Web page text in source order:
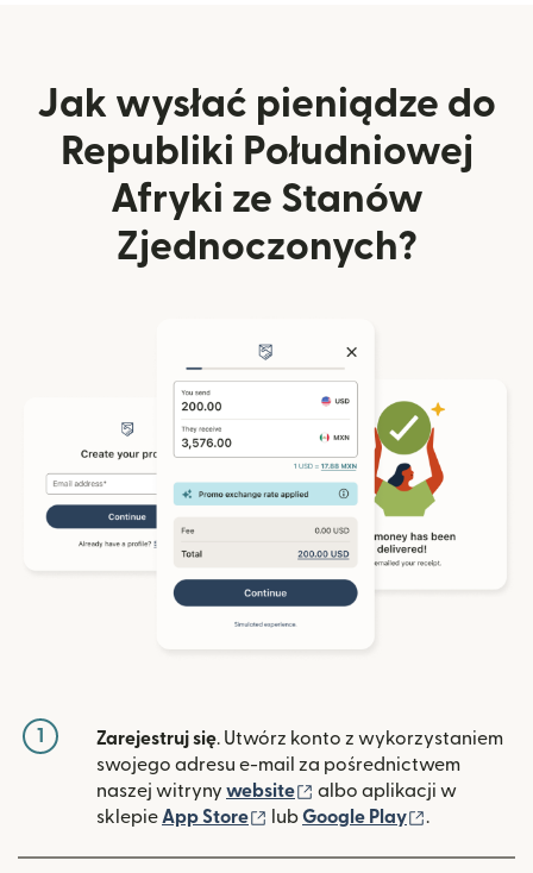
Jak wysłać pieniądze do
Republiki Południowej
Afryki ze Stanów
Zjednoczonych?
1 Zarejestruj się. Utwórz konto z wykorzystaniem
swojego adresu e-mail za pośrednictwem
naszej witryny website (otwiera się w nowym
albo aplikacji w
sklepieApp Store (otwiera się w nowym oknie)
lubGoogle Play (otwiera się
.